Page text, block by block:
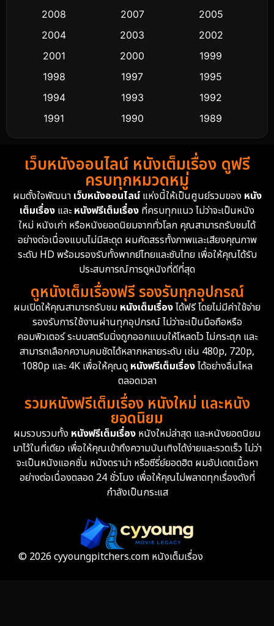
Crime อาชญากรรม
Cult Film
Dance เต้น
Detective สืบสวน
Detective สืบสวน
Disney+ 4
Documentary สารคดี 94
Drama ดราม่า
Dystopian 16
Emotional 61
Epic มหากาพย์ 216
Family ครอบครัว 360
Fantasy จินตนาการ 327
Fiction 9
2008
2007
2005
2004
2003
2002
2001
2000
1999
1998
1997
1995
1994
1993
1992
1991
1990
1989
1988
1986
1985
1983
1982
1981
1974
1962
เว็บหนังออนไลน์ หนังเต็มเรื่อง ดูฟรี
ครบทุกหมวดหมู่
ผมตั้งใจพัฒนา เว็บหนังออนไลน์แห่งนี้ให้เป็นศูนย์รวมของ หนัง
เต็มเรื่อง และหนังฟรีเต็มเรื่อง ที่ครบทุกแนว ไม่ว่าจะเป็นหนัง
ใหม่ หนังเก่า หรือหนังยอดนิยมจากทั่วโลก คุณสามารถรับชมได้
อย่างต่อเนื่องแบบไม่มีสะดุด ผมคัดสรรทั้งภาพและเสียงคุณภาพ
ระดับ HD พร้อมรองรับทั้งพากย์ไทยและซับไทย เพื่อให้คุณได้รับ
ประสบการณ์การดูหนังที่ดีที่สุด
ดูหนังเต็มเรื่องฟรี รองรับทุกอุปกรณ์
ผมเปิดให้คุณสามารถรับชม หนังเต็มเรื่องได้ฟรี โดยไม่มีค่าใช้จ่าย
รองรับการใช้งานผ่านทุกอุปกรณ์ ไม่ว่าจะเป็นมือถือหรือ
คอมพิวเตอร์ ระบบสตรีมมิ่งถูกออกแบบให้โหลดไว ไม่กระตุก และ
สามารถเลือกความคมชัดได้หลากหลายระดับ เช่น 480p, 720p,
1080p และ 4K เพื่อให้คุณดูหนังฟรีเต็มเรื่องได้อย่างลื่นไหล
ตลอดเวลา
รวมหนังฟรีเต็มเรื่อง หนังใหม่ และหนัง
ยอดนิยม
ผมรวบรวมทั้ง หนังฟรีเต็มเรื่อง หนังใหม่ล่าสุด และหนังยอดนิยม
มาไว้ในที่เดียว เพื่อให้คุณเข้าถึงความบันเทิงได้ง่ายและรวดเร็ว ไม่ว่า
จะเป็นหนังแอคชั่น หนังดราม่า หรือซีรี่ย์ยอดฮิต ผมอัปเดตเนื้อหา
อย่างต่อเนื่องตลอด 24 ชั่วโมง เพื่อให้คุณไม่พลาดทุกเรื่องดังที่
กำลังเป็นกระแส
© 2026 cyyoungpitchers.com หนังเต็มเรื่อง